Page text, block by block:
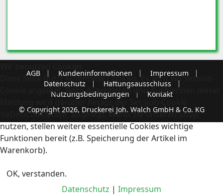
AGB Kundeninformationen
Impressum
Datenschutz
Haftungsausschluss
Nutzungsbedingungen
Kontakt
© Copyright 2026, Druckerei Joh. Walch GmbH & Co. KG
Diese Seite nutzt essentielle Cookies. Es wird ein Session-
Cookie angelegt. Beim Akzeptieren und Ausblenden dieser
Meldung wird darüber hinaus der Session-Cookie
'reDimCookieHint' angelegt. Wenn Sie unseren Shop
nutzen, stellen weitere essentielle Cookies wichtige
Funktionen bereit (z.B. Speicherung der Artikel im
Warenkorb).
OK, verstanden.
Datenschutz | Impressum